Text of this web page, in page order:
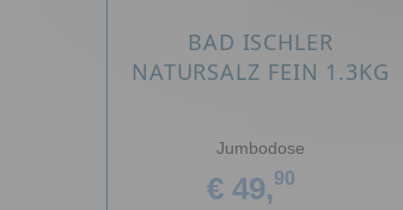
BAD ISCHLER
NATURSALZ FEIN 1.3KG
Jumbodose
€ 49,90